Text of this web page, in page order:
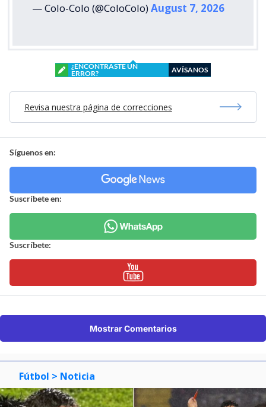
— Colo-Colo (@ColoColo)August 7, 2026
¿ENCONTRASTE UN
ERROR?
AVÍSANOS
Revisa nuestra página de correcciones
Síguenos en:
Suscríbete en:
Suscríbete:
Mostrar Comentarios
Fútbol > Noticia